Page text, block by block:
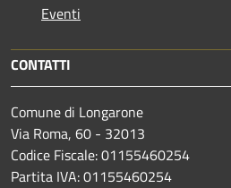
Eventi
CONTATTI
Comune di Longarone
Via Roma, 60 - 32013
Codice Fiscale: 01155460254
Partita IVA: 01155460254